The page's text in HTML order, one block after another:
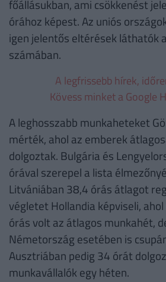
főállásukban, ami csökkenést
órához képest. Az uniós
igen jelentős eltérések láthatók a
számában.
A legfrissebb hírek,
Kövess minket a Google
A leghosszabb munkaheteket
mérték, ahol az emberek
dolgoztak. Bulgária és
órával szerepel a lista
Litvániában 38,4 órás átlagot
végletet Hollandia képviseli,
órás volt az átlagos munkahét,
Németország esetében is
Ausztriában pedig 34 órát
munkavállalók egy héten.